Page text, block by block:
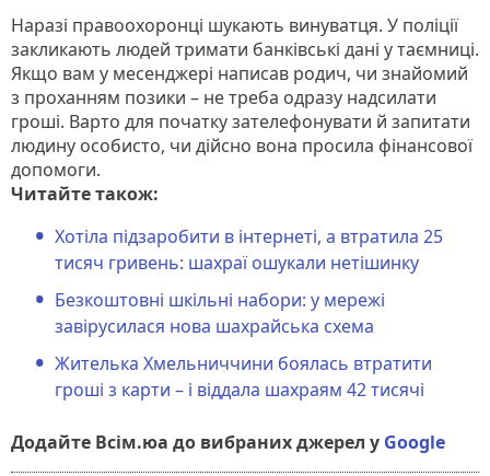
Наразі правоохоронці шукають винуватця. У поліції
закликають людей тримати банківські дані у таємниці.
Якщо вам у месенджері написав родич, чи знайомий
з проханням позики – не треба одразу надсилати
гроші. Варто для початку зателефонувати й запитати
людину особисто, чи дійсно вона просила фінансової
допомоги.
Читайте також:
Хотіла підзаробити в інтернеті, а втратила 25
тисяч гривень: шахраї ошукали нетішинку
Безкоштовні шкільні набори: у мережі
завірусилася нова шахрайська схема
Жителька Хмельниччини боялась втратити
гроші з карти – і віддала шахраям 42 тисячі
Додайте Всім.юа до вибраних джерел у Google